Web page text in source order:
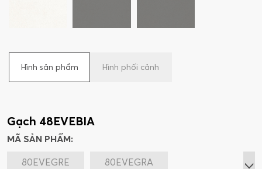
Hình sản phẩm Hình phối cảnh
Gạch 48EVEBIA
MÃ SẢN PHẨM:
80EVEGRE
80EVEGRA